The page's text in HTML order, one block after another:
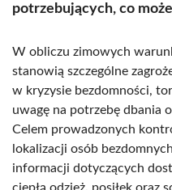
potrzebujących, co
W obliczu zimowych
stanowią szczególne
w kryzysie bezdomności,
uwagę na potrzebę dbania
Celem prowadzonych
lokalizacji osób
informacji dotyczących